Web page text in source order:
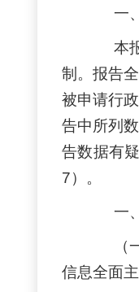
一
本
制。报告
被申请行
告中所列
告数据有
7）。
一
信息全面